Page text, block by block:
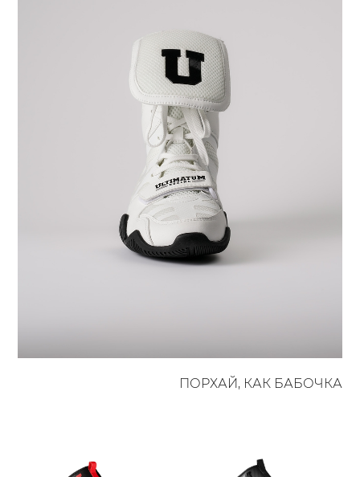
ПОРХАЙ, КАК БАБОЧКА